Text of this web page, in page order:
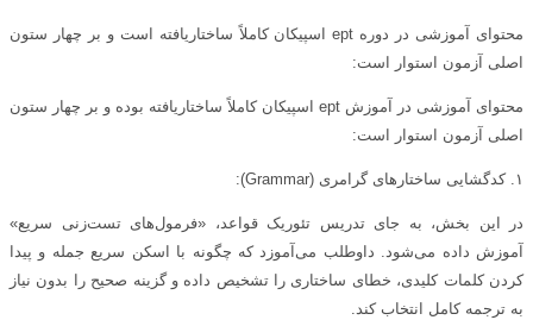
محتوای آموزشی در دوره ept اسپیکان کاملاً ساختاریافته است و بر چهار ستون
اصلی آزمون استوار است:
محتوای آموزشی در آموزش ept اسپیکان کاملاً ساختاریافته بوده و بر چهار ستون
اصلی آزمون استوار است:
۱. کدگشایی ساختارهای گرامری (Grammar):
در این بخش، به جای تدریس تئوریک قواعد، «فرمول‌های تست‌زنی سریع»
آموزش داده می‌شود. داوطلب می‌آموزد که چگونه با اسکن سریع جمله و پیدا
کردن کلمات کلیدی، خطای ساختاری را تشخیص داده و گزینه صحیح را بدون نیاز
به ترجمه کامل انتخاب کند.